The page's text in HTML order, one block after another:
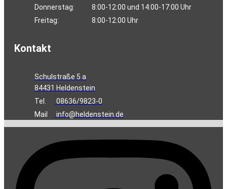
Donnerstag:
8:00-12:00 und 14:00-17:00 Uhr
Freitag:
8:00-12:00 Uhr
Kontakt
Schulstraße 5 a
84431 Heldenstein
Tel.
08636/9823-0
Mail
info@heldenstein.de